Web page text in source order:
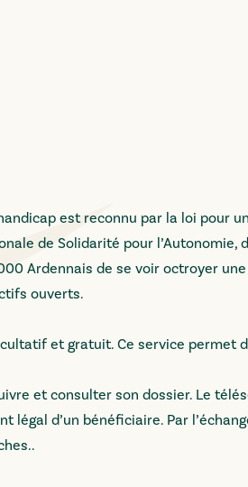
est reconnu par la loi pour
de Solidarité pour l’Autonomie,
Ardennais de se voir octroyer
ouverts.
et gratuit. Ce service permet
et consulter son dossier. Le
d’un bénéficiaire. Par